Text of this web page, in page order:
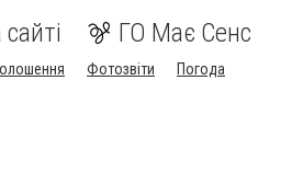
ГО Має Сенс
Фотозвіти
Погода